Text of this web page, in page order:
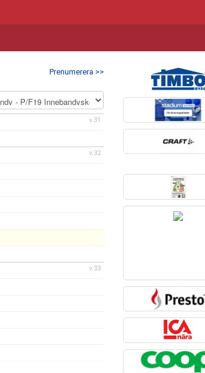
Prenumerera >>
v.31
v.32
v.33